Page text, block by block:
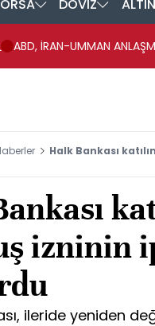
DÖVİZ ALTIN
ABD, İRAN-UMMAN
Halk Bankası
izninin
ileride yeniden